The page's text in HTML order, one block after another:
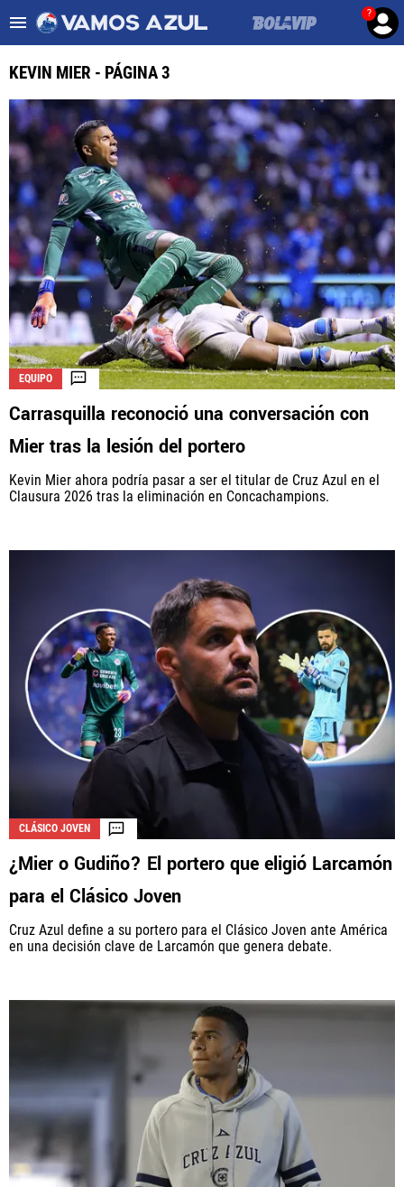
?
Noticias Cruz Azul HOY
ULTIMAS NOTICIAS
LEAGUES CUP
LIGA MX
FEMENIL
FUERZAS BÁSICAS
MERCADO DE FICHAJES
OPINIÓN
QUIENES SOMOS | STAFF | CONTACTO
haz click aquí
Términos y Condiciones
Políticas de Privacidad
Política Editorial
Ad Choices
Vamos Azul, al igual que Futbol Sites, es una
compañía perteneciente a Better Collective. Todos
los derechos reservados.
La aceptación de una de las ofertas presentadas en esta página
puede dar lugar a un pago aVamos Azul
cómo y dónde aparecen los operadores de juego en la página y en el
orden en que aparecen, pero no influye en nuestras evaluaciones.
KEVIN MIER - PÁGINA 3
EQUIPO
Carrasquilla reconoció una conversación con
Mier tras la lesión del portero
Kevin Mier ahora podría pasar a ser el titular de Cruz Azul en el
Clausura 2026 tras la eliminación en Concachampions.
CLÁSICO JOVEN
¿Mier o Gudiño? El portero que eligió Larcamón
para el Clásico Joven
Cruz Azul define a su portero para el Clásico Joven ante América
en una decisión clave de Larcamón que genera debate.